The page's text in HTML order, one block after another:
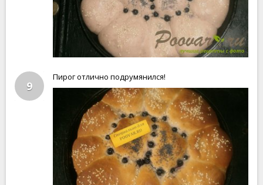
9
Пирог отлично подрумянился!